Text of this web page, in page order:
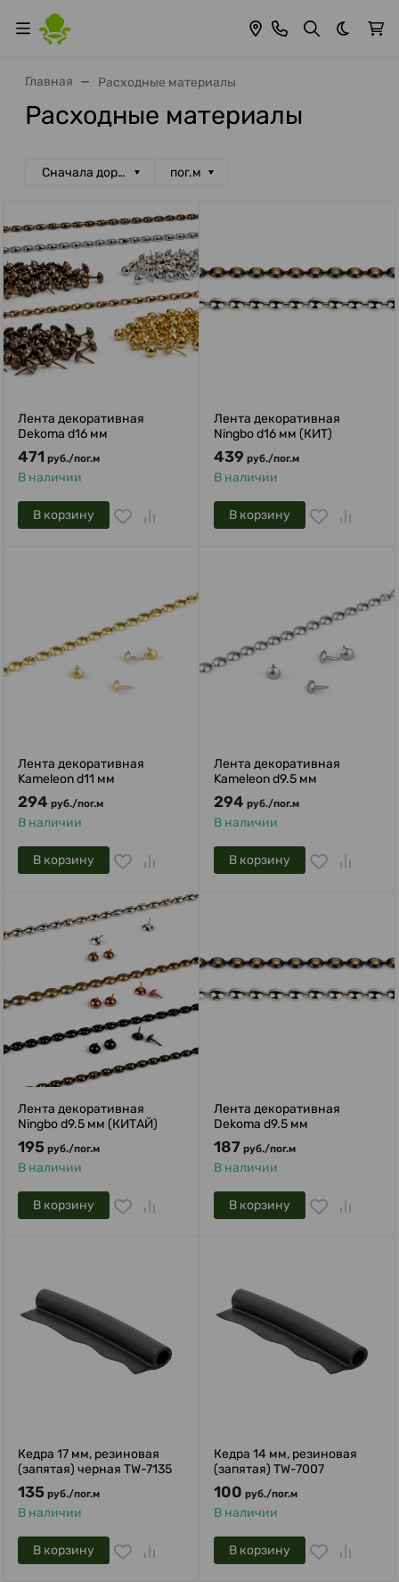
Темная
Главная Расходные материалы
Расходные материалы
Сначала дорогие пог.м
Лента декоративная
Dekoma d16 мм
471 руб./пог.м
В наличии
В корзину
Лента декоративная
Ningbo d16 мм (КИТ)
439 руб./пог.м
В наличии
В корзину
Лента декоративная
Kameleon d11 мм
294 руб./пог.м
В наличии
В корзину
Лента декоративная
Kameleon d9.5 мм
294 руб./пог.м
В наличии
В корзину
Лента декоративная
Ningbo d9.5 мм (КИТАЙ)
195 руб./пог.м
В наличии
В корзину
Лента декоративная
Dekoma d9.5 мм
187 руб./пог.м
В наличии
В корзину
Кедра 17 мм, резиновая
(запятая) черная TW-7135
135 руб./пог.м
В наличии
В корзину
Кедра 14 мм, резиновая
(запятая) TW-7007
100 руб./пог.м
В наличии
В корзину